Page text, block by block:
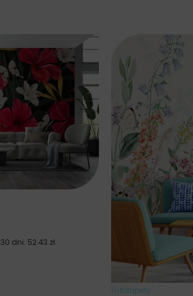
dni: 52.43 zł.
Fototapety